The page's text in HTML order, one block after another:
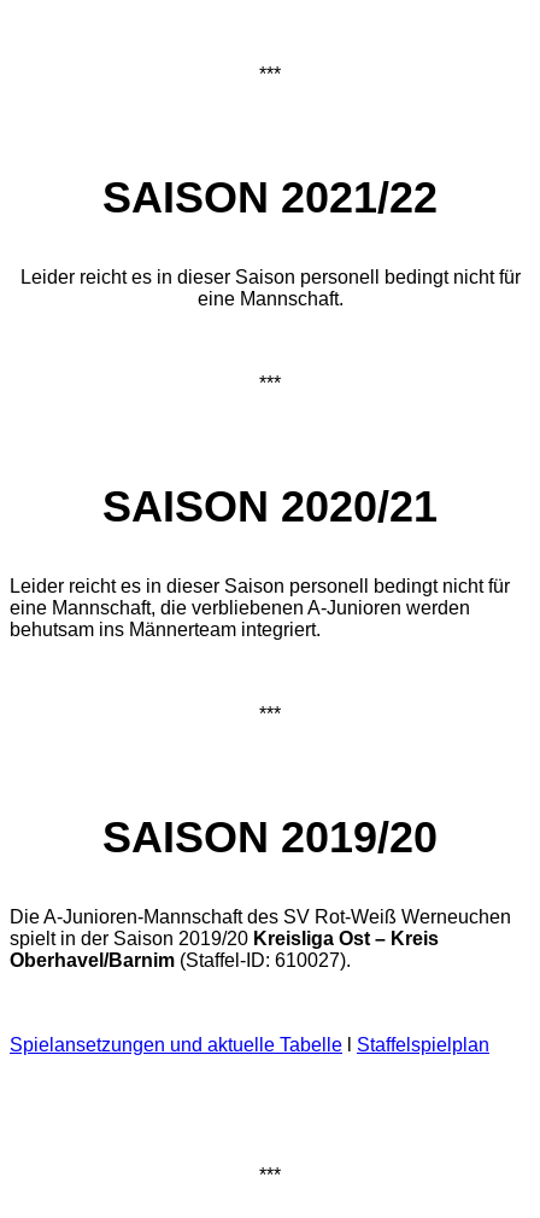
***
SAISON 2021/22
Leider reicht es in dieser Saison personell bedingt nicht für
eine Mannschaft.
***
SAISON 2020/21
Leider reicht es in dieser Saison personell bedingt nicht für
eine Mannschaft, die verbliebenen A-Junioren werden
behutsam ins Männerteam integriert.
***
SAISON 2019/20
Die A-Junioren-Mannschaft des SV Rot-Weiß Werneuchen
spielt in der Saison 2019/20 Kreisliga Ost – Kreis
Oberhavel/Barnim (Staffel-ID: 610027).
Spielansetzungen und aktuelle Tabelle Staffelspielplan
***